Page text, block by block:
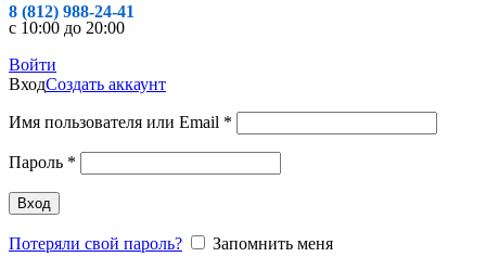
8 (812) 988-24-41
с 10:00 до 20:00
Войти
ВходСоздать аккаунт
Имя пользователя или Email *
Пароль *
Вход
Потеряли свой пароль?
Запомнить меня